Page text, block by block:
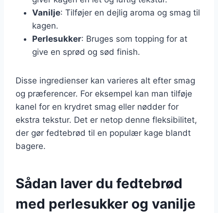
Vanilje: Tilføjer en dejlig aroma og smag til
kagen.
Perlesukker: Bruges som topping for at
give en sprød og sød finish.
Disse ingredienser kan varieres alt efter smag
og præferencer. For eksempel kan man tilføje
kanel for en krydret smag eller nødder for
ekstra tekstur. Det er netop denne fleksibilitet,
der gør fedtebrød til en populær kage blandt
bagere.
Sådan laver du fedtebrød
med perlesukker og vanilje